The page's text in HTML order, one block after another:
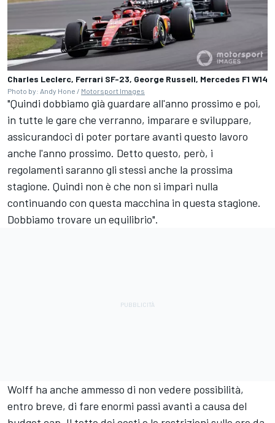
Charles Leclerc, Ferrari SF-23, George Russell, Mercedes F1 W14
Photo by: Andy Hone / Motorsport Images
"Quindi dobbiamo già guardare all'anno prossimo e poi,
in tutte le gare che verranno, imparare e sviluppare,
assicurandoci di poter portare avanti questo lavoro
anche l'anno prossimo. Detto questo, però, i
regolamenti saranno gli stessi anche la prossima
stagione. Quindi non è che non si impari nulla
continuando con questa macchina in questa stagione.
Dobbiamo trovare un equilibrio".
Wolff ha anche ammesso di non vedere possibilità,
entro breve, di fare enormi passi avanti a causa del